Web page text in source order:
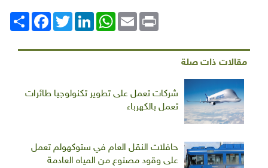
انشر
FacebookTwitterLinkedIn
WhatsAppEmail Print
مقالات ذات صلة
شركات تعمل على تطوير تكنولوجيا طائرات
تعمل بالكهرباء
حافلات النقل العام في ستوكهولم تعمل
على وقود مصنوع من المياه العادمة